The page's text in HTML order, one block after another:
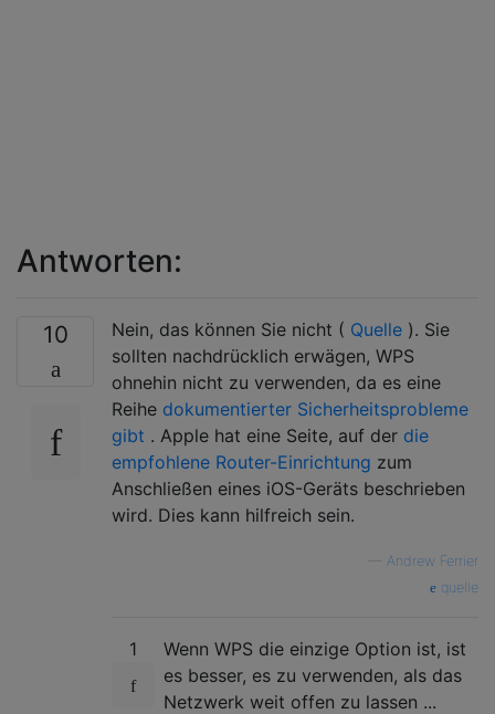
Antworten:
10 Nein, das können Sie nicht ( Quelle ). Sie
sollten nachdrücklich erwägen, WPS
ohnehin nicht zu verwenden, da es eine
Reihe dokumentierter Sicherheitsprobleme
gibt . Apple hat eine Seite, auf der die
empfohlene Router-Einrichtung zum
Anschließen eines iOS-Geräts beschrieben
wird. Dies kann hilfreich sein.
Andrew Ferrier
quelle
1
Wenn WPS die einzige Option ist, ist
es besser, es zu verwenden, als das
Netzwerk weit offen zu lassen ...